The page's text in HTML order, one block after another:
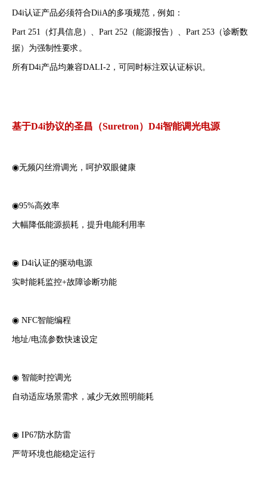
D4i认证产品必须符合DiiA的多项规范，例如：
Part 251（灯具信息）、Part 252（能源报告）、Part 253（诊断数
据）为强制性要求。
所有D4i产品均兼容DALI-2，可同时标注双认证标识。
基于D4i协议的圣昌（Suretron）D4i智能调光电源
◉无频闪丝滑调光，呵护双眼健康
◉95%高效率
大幅降低能源损耗，提升电能利用率
◉ D4i认证的驱动电源
实时能耗监控+故障诊断功能
◉ NFC智能编程
地址/电流参数快速设定
◉ 智能时控调光
自动适应场景需求，减少无效照明能耗
◉ IP67防水防雷
严苛环境也能稳定运行